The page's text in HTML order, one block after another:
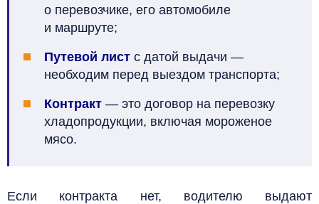
о перевозчике, его автомобиле
и маршруте;
Путевой лист с датой выдачи —
необходим перед выездом транспорта;
Контракт — это договор на перевозку
хладопродукции, включая мороженое
мясо.
Если контракта нет, водителю выдают